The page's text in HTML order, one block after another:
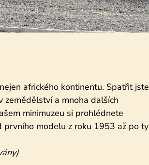
afrického kontinentu. Spatřit jste
zemědělství a mnoha dalších
minimuzeu si prohlédnete
prvního modelu z roku 1953 až po ty